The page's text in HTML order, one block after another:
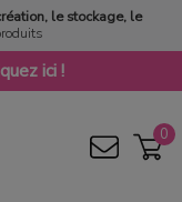
le stockage, le
ici !
0